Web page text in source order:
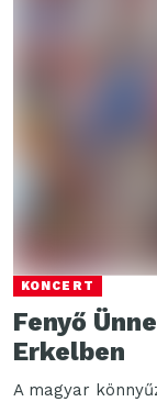
KONCERT
Fenyő
Erkelben
A magyar